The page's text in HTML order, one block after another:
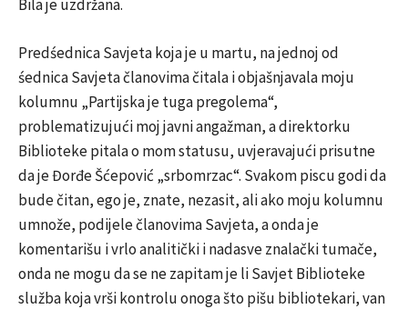
Bila je uzdržana.
Predśednica Savjeta koja je u martu, na jednoj od
śednica Savjeta članovima čitala i objašnjavala moju
kolumnu „Partijska je tuga pregolema“,
problematizujući moj javni angažman, a direktorku
Biblioteke pitala o mom statusu, uvjeravajući prisutne
da je Đorđe Šćepović „srbomrzac“. Svakom piscu godi da
bude čitan, ego je, znate, nezasit, ali ako moju kolumnu
umnože, podijele članovima Savjeta, a onda je
komentarišu i vrlo analitički i nadasve znalački tumače,
onda ne mogu da se ne zapitam je li Savjet Biblioteke
služba koja vrši kontrolu onoga što pišu bibliotekari, van